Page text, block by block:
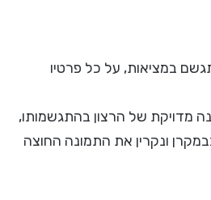
במציאות, על כל פרטיו
מדויקת של הרצון בהתגשמותו,
ונקרין את התמונה החוצה